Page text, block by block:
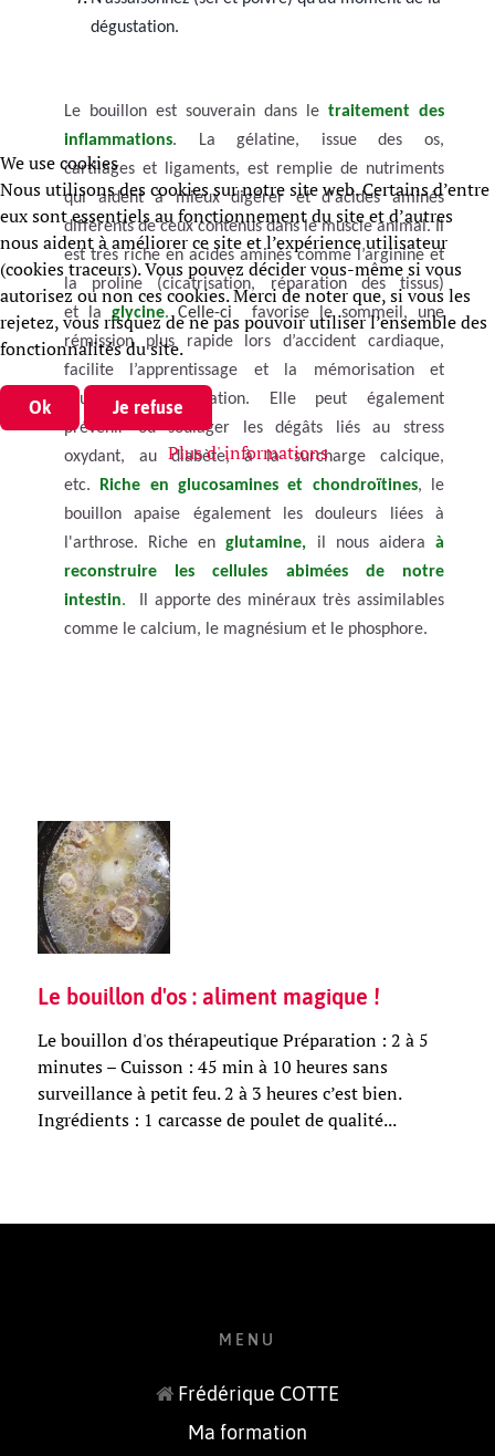
dégustation.
Le bouillon est souverain dans le traitement des
inflammations. La gélatine, issue des os,
cartilages et ligaments, est remplie de nutriments
qui aident à mieux digérer et d'acides aminés
différents de ceux contenus dans le muscle animal.Il
est très riche en acides aminés comme l’arginine et
la proline (cicatrisation, réparation des tissus)
et la glycine.Celle-ci
favorise le sommeil, une
rémission plus rapide lors d’accident cardiaque,
facilite l’apprentissage et la mémorisation et
soulage l’inflammation. Elle peut également
prévenir ou soulager les dégâts liés au stress
oxydant, au diabète, à la surcharge calcique,
etc. Riche en glucosamines et chondroïtines, le
bouillon apaise également les douleurs liées à
l'arthrose. Riche englutamine, il nous aideraà
reconstruire les cellules abimées de notre
intestin.
Il apporte des minéraux très assimilables
comme le calcium, le magnésium et le phosphore.
Le bouillon d'os : aliment magique !
Le bouillon d'os thérapeutique Préparation : 2 à 5
minutes – Cuisson : 45 min à 10 heures sans
surveillance à petit feu. 2 à 3 heures c’est bien.
Ingrédients : 1 carcasse de poulet de qualité...
MENU
Frédérique COTTE
Ma formation
We use cookies
Nous utilisons des cookies sur notre site web. Certains d’entre
eux sont essentiels au fonctionnement du site et d’autres
nous aident à améliorer ce site et l’expérience utilisateur
(cookies traceurs). Vous pouvez décider vous-même si vous
autorisez ou non ces cookies. Merci de noter que, si vous les
rejetez, vous risquez de ne pas pouvoir utiliser l’ensemble des
fonctionnalités du site.
Ok Je refuse
Plus d' informations